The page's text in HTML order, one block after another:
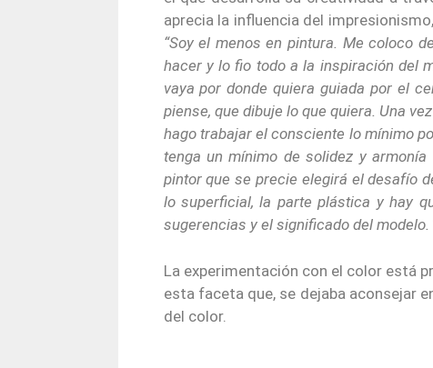
aprecia la influencia del
“Soy el menos en pintura. Me coloco
hacer y lo fio todo a la inspiración del
vaya por donde quiera guiada por el
piense, que dibuje lo que quiera. Una
hago trabajar el consciente lo mínimo
tenga un mínimo de solidez y
pintor que se precie elegirá el desafío
lo superficial, la parte plástica y hay
sugerencias y el significado del modelo.
La experimentación con el color está
esta faceta que, se dejaba aconsejar
del color.